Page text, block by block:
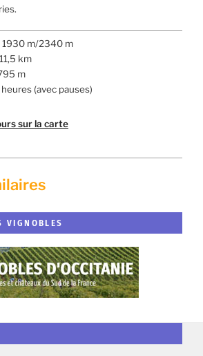
1930 m/2340 m
11,5 km
m
(avec pauses)
sur la carte
VIGNOBLES